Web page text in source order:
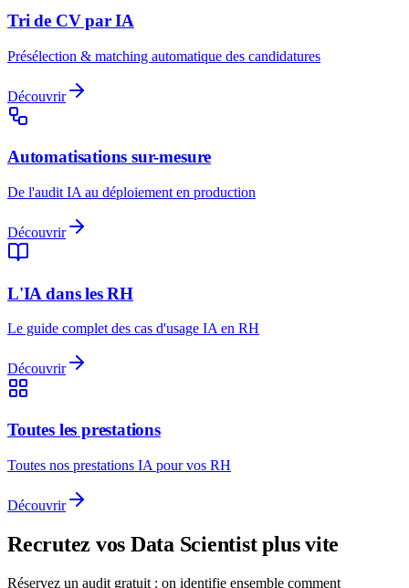
Tri de CV par IA
Présélection & matching automatique des candidatures
Découvrir
Automatisations sur-mesure
De l'audit IA au déploiement en production
Découvrir
L'IA dans les RH
Le guide complet des cas d'usage IA en RH
Découvrir
Toutes les prestations
Toutes nos prestations IA pour vos RH
Découvrir
Recrutez vos Data Scientistplus vite
Réservez un audit gratuit : on identifie ensemble comment